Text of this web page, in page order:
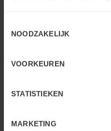
NOODZAKELIJK
VOORKEUREN
STATISTIEKEN
MARKETING
moeten gaan dragen voor
afdeling helpen om deze
gewend is vooral reactief te
LEES VERDER